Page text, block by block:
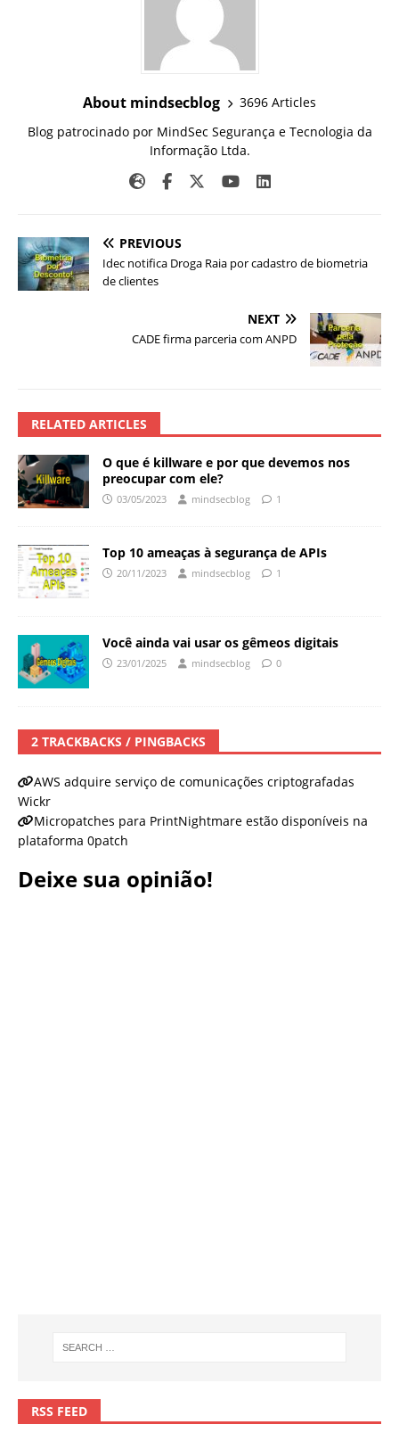
About mindsecblog
3696 Articles
Blog patrocinado por MindSec Segurança e Tecnologia da
Informação Ltda.
PREVIOUS
Idec notifica Droga Raia por cadastro de biometria
de clientes
NEXT
CADE firma parceria com ANPD
RELATED ARTICLES
O que é killware e por que devemos nos
preocupar com ele?
03/05/2023 mindsecblog 1
Top 10 ameaças à segurança de APIs
20/11/2023 mindsecblog 1
Você ainda vai usar os gêmeos digitais
23/01/2025 mindsecblog 0
2 TRACKBACKS / PINGBACKS
AWS adquire serviço de comunicações criptografadas
Wickr
Micropatches para PrintNightmare estão disponíveis na
plataforma 0patch
Deixe sua opinião!
RSS FEED